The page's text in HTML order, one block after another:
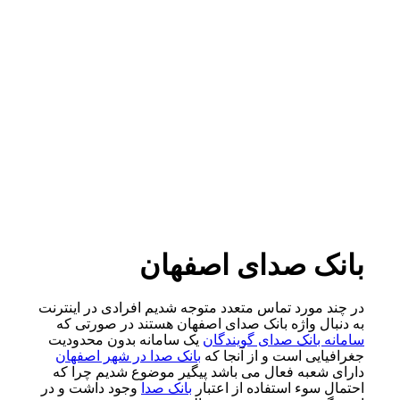
صدای اصفهان
تماس متعدد متوجه شدیم افرادی در اینترنت
واژه بانک صدای اصفهان هستند در صورتی که
صدای گویندگانیک سامانه بدون محدودیت
است و از آنجا کهبانک صدا در شهر اصفهان
فعال می باشد پیگیر موضوع شدیم چرا که
استفاده از اعتباربانک صداوجود داشت و در